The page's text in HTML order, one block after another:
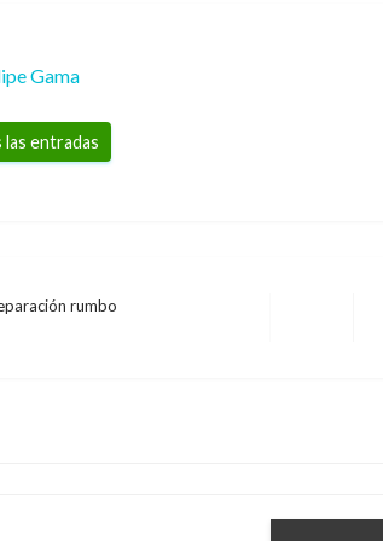
Gama
entradas
rumbo